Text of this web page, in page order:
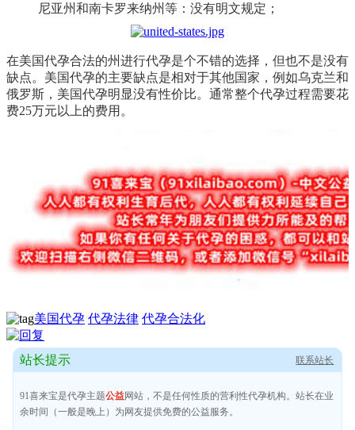
尼亚州和南卡罗来纳州等：没有明文规定；
在美国代孕合法的州进行代孕是个不错的选择，但也不是没有
缺点。美国代孕的主要缺点是相对于其他国家，例如乌克兰和
俄罗斯，美国代孕明显没有性价比。通常整个代孕过程需要花
费25万元以上的费用。
美国代孕 代孕法律 代孕合法化
站长提示
91喜来宝是代孕主题公益网站，不是任何性质的营利性代孕机构。站长在业
余时间（一般是晚上）为网友提供免费的公益服务。
联系站长